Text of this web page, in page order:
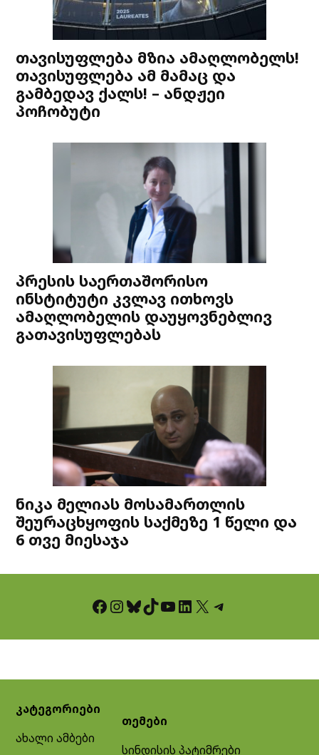
თავისუფლება მზია ამაღლობელს!
თავისუფლება ამ მამაც და
გამბედავ ქალს! – ანდჟეი
პოჩობუტი
პრესის საერთაშორისო
ინსტიტუტი კვლავ ითხოვს
ამაღლობელის დაუყოვნებლივ
გათავისუფლებას
ნიკა მელიას მოსამართლის
შეურაცხყოფის საქმეზე 1 წელი და
6 თვე მიესაჯა
Facebook InstagramBluesky TikTok YouTube LinkedIn X Telegram
კატეგორიები
ახალი ამბები
თემები
სინდისის პატიმრები